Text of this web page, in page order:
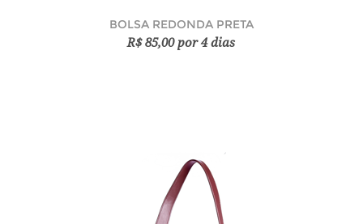
BOLSA REDONDA PRETA
R$ 85,00 por 4 dias